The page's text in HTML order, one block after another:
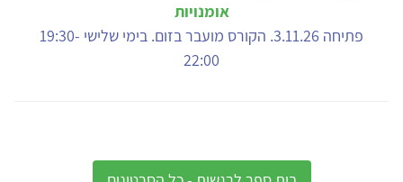
אומנויות
פתיחה 3.11.26. הקורס מועבר בזום. בימי שלישי 19:30-
22:00